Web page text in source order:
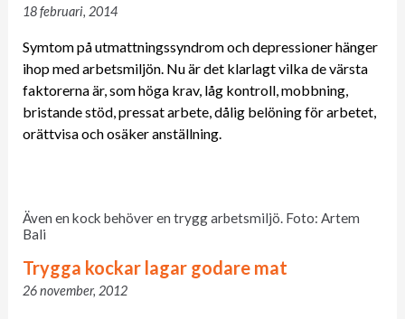
18 februari, 2014
Symtom på utmattningssyndrom och depressioner hänger
ihop med arbetsmiljön. Nu är det klarlagt vilka de värsta
faktorerna är, som höga krav, låg kontroll, mobbning,
bristande stöd, pressat arbete, dålig belöning för arbetet,
orättvisa och osäker anställning.
Även en kock behöver en trygg arbetsmiljö. Foto: Artem
Bali
Trygga kockar lagar godare mat
26 november, 2012